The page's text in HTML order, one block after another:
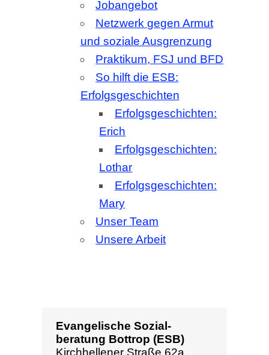
Erfolgsgeschichten:
Mary
Unser Team
Unsere Arbeit
Evangelische Sozial­
beratung Bottrop (ESB)
Kirchhellener Straße 62a
46236 Bottrop
Telefon: 02041 – 317055
Fax: 02041 – 317056
esb@ev-kirche-bottrop.de
Beratungszeiten und
Postausgabe
Nachmittags nur nach
Vereinbarung.